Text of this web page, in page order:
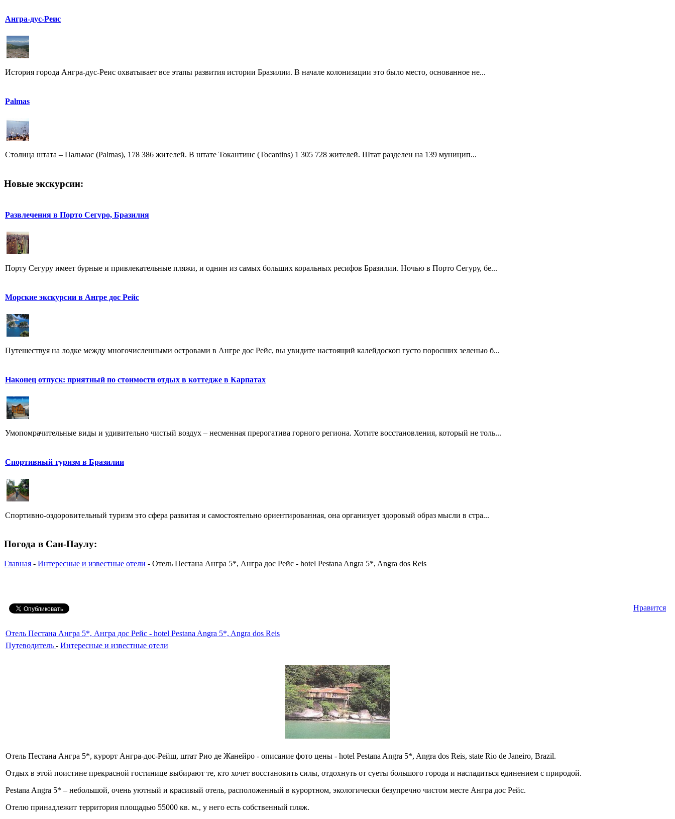
Ангра-дус-Реис
История города Ангра-дус-Реис охватывает все этапы развития истории Бразилии. В начале колонизации это было место, основанное не...
Palmas
Столица штата – Пальмас (Palmas), 178 386 жителей. В штате Токантинс (Tocantins) 1 305 728 жителей. Штат разделен на 139 муницип...
Новые экскурсии:
Развлечения в Порто Сегуро, Бразилия
Порту Сегуру имеет бурные и привлекательные пляжи, и однин из самых больших коральных ресифов Бразилии. Ночью в Порто Сегуру, бе...
Морские экскурсии в Ангре дос Рейс
Путешествуя на лодке между многочисленными островами в Ангре дос Рейс, вы увидите настоящий калейдоскоп густо поросших зеленью б...
Наконец отпуск: приятный по стоимости отдых в коттедже в Карпатах
Умопомрачительные виды и удивительно чистый воздух – несменная прерогатива горного региона. Хотите восстановления, который не толь...
Спортивный туризм в Бразилии
Спортивно-оздоровительный туризм это сфера развитая и самостоятельно ориентированная, она организует здоровый образ мысли в стра...
Погода в Сан-Паулу:
Главная - Интересные и известные отели - Отель Пестана Ангра 5*, Ангра дос Рейс - hotel Pestana Angra 5*, Angra dos Reis
Нравится
Отель Пестана Ангра 5*, Ангра дос Рейс - hotel Pestana Angra 5*, Angra dos Reis
Путеводитель - Интересные и известные отели
Отель Пестана Ангра 5*, курорт Ангра-дос-Рейш, штат Рио де Жанейро - описание фото цены - hotel Pestana Angra 5*, Angra dos Reis, state Rio de Janeiro, Brazil.
Отдых в этой поистине прекрасной гостинице выбирают те, кто хочет восстановить силы, отдохнуть от суеты большого города и насладиться единением с природой.
Pestana Angra 5* – небольшой, очень уютный и красивый отель, расположенный в курортном, экологически безупречно чистом месте Ангра дос Рейс.
Отелю принадлежит территория площадью 55000 кв. м., у него есть собственный пляж.